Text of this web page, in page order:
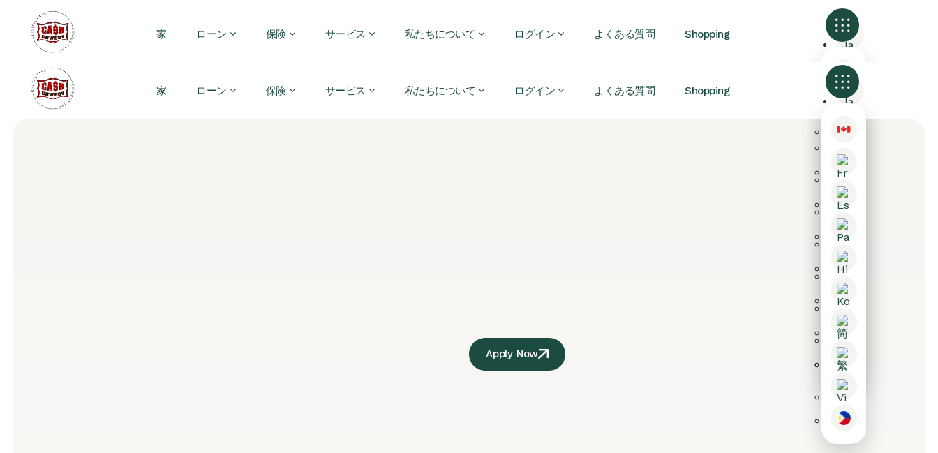
家 ローン 保険 サービス 私たちについて ログイン よくある質問 Shopping
家 ローン 保険 サービス 私たちについて ログイン よくある質問 Shopping
Apply Now